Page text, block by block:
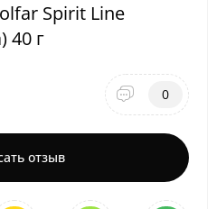
Spirit Line
40 г
0
отзыв